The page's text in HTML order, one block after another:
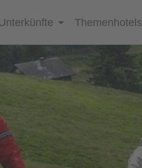
Themenhotels